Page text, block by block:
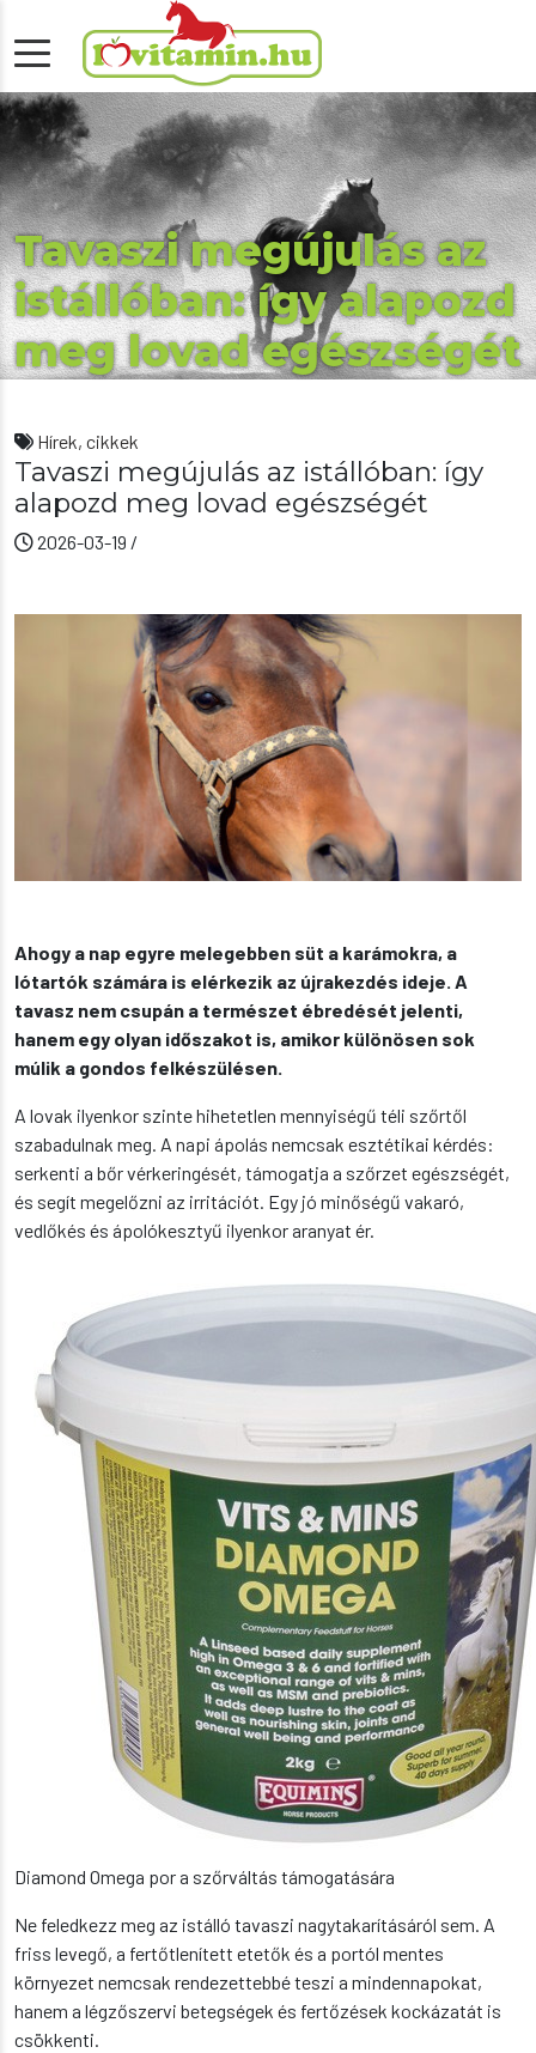
Tavaszi megújulás az
istállóban: így alapozd
meg lovad egészségét
Hírek, cikkek
Tavaszi megújulás az istállóban: így
alapozd meg lovad egészségét
2026-03-19 /
Ahogy a nap egyre melegebben süt a karámokra, a
lótartók számára is elérkezik az újrakezdés ideje. A
tavasz nem csupán a természet ébredését jelenti,
hanem egy olyan időszakot is, amikor különösen sok
múlik a gondos felkészülésen.
A lovak ilyenkor szinte hihetetlen mennyiségű téli szőrtől
szabadulnak meg. A napi ápolás nemcsak esztétikai kérdés:
serkenti a bőr vérkeringését, támogatja a szőrzet egészségét,
és segít megelőzni az irritációt. Egy jó minőségű vakaró,
vedlőkés és ápolókesztyű ilyenkor aranyat ér.
Diamond Omega por a szőrváltás támogatására
Ne feledkezz meg az istálló tavaszi nagytakarításáról sem. A
friss levegő, a fertőtlenített etetők és a portól mentes
környezet nemcsak rendezettebbé teszi a mindennapokat,
hanem a légzőszervi betegségek és fertőzések kockázatát is
csökkenti.